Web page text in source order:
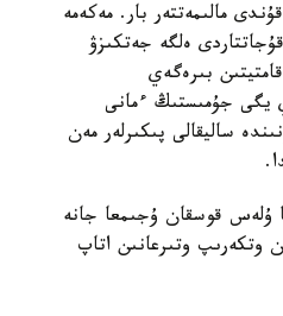
مالىمەتتەر بار. مەكەمە
ەلگە جەتكىزۋ
بىرەگەي
يگى جۇمىستىڭ ءمانى
ساليقالى پىكىرلەر مەن
ۇلەس قوسقان ۇجىمعا جانە
وتكەرىپ وتىرعانىن اتاپ